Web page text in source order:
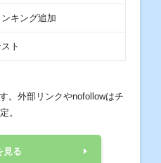
ンキング追加
ト
。外部リンクやnofollowはチ
。
見る